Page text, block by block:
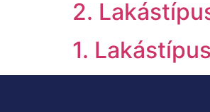
2.
1. Lakástípus